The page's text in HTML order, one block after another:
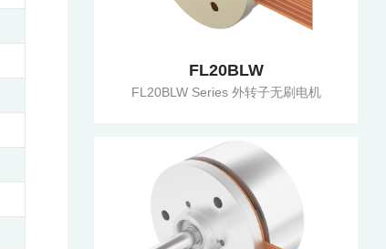
FL20BLW
FL20BLW Series 外转子无刷电机